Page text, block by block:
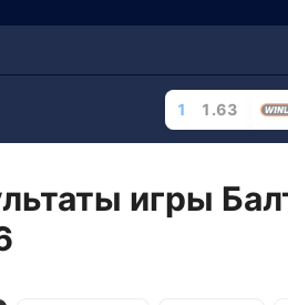
1 1.63
игры